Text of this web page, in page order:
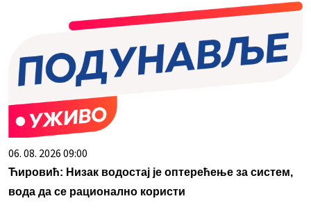
06. 08. 2026 09:00
Ћировић: Низак водостај је оптерећење за систем,
вода да се рационално користи